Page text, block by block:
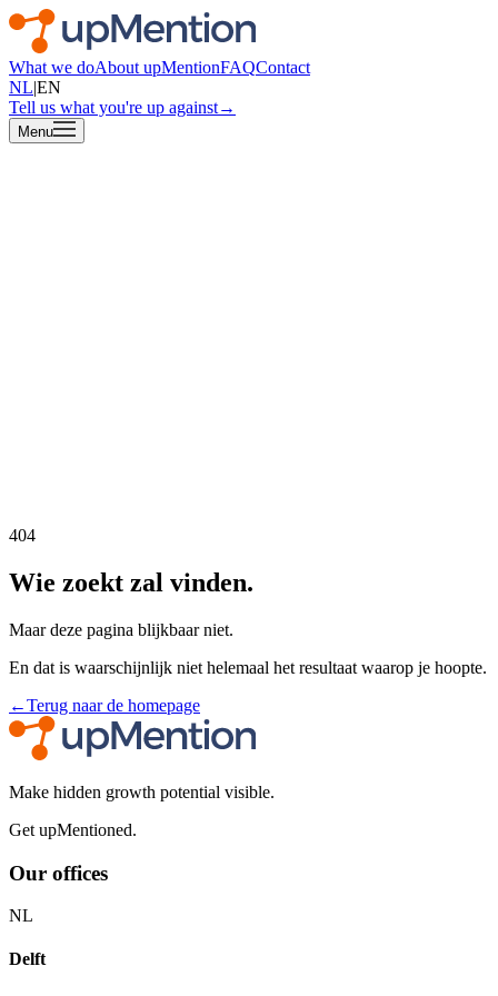
What we doAbout upMentionFAQContact
NL|EN
Tell us what you're up against→
Menu
404
Wie zoekt zal vinden.
Maar deze pagina blijkbaar niet.
En dat is waarschijnlijk niet helemaal het resultaat waarop je hoopte.
←Terug naar de homepage
Make hidden growth potential visible.
Get upMentioned.
Our offices
NL
Delft